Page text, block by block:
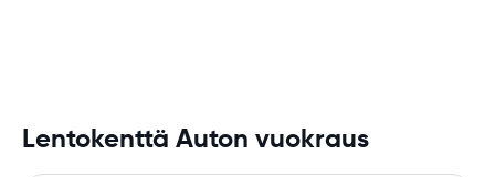
Lentokenttä Auton vuokraus